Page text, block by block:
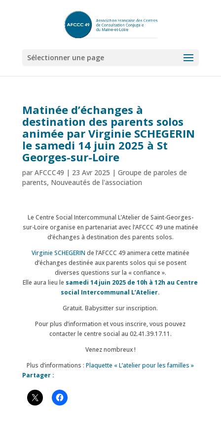
Sélectionner une page
Matinée d’échanges à
destination des parents solos
animée par Virginie SCHEGERIN
le samedi 14 juin 2025 à St
Georges-sur-Loire
par AFCCC49 | 23 Avr 2025 | Groupe de paroles de
parents, Nouveautés de l'association
Le Centre Social Intercommunal L’Atelier de Saint-Georges-
sur-Loire organise en partenariat avec l’AFCCC 49 une matinée
d’échanges à destination des parents solos.
Virginie SCHEGERIN de l’AFCCC 49 animera cette matinée
d’échanges destinée aux parents solos qui se posent
diverses questions sur la « confiance ».
Elle aura lieu le samedi 14 juin 2025 de 10h à 12h au Centre
social Intercommunal L’Atelier.
Gratuit. Babysitter sur inscription.
Pour plus d’information et vous inscrire, vous pouvez
contacter le centre social au 02.41.39.17.11.
Venez nombreux !
Plus d’informations :Plaquette « L’atelier pour les familles »
Partager :